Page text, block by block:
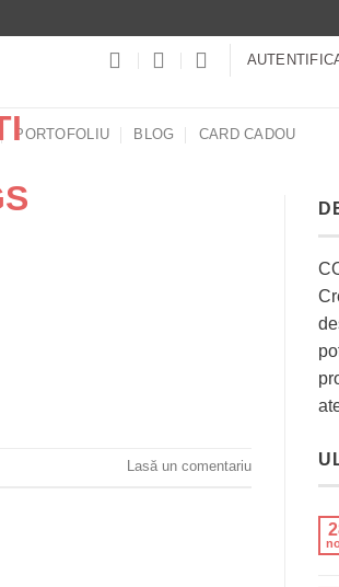
PORTOFOLIU BLOG CARD CADOU
Lasă un comentariu